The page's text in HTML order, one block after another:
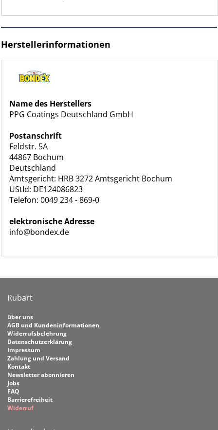
Herstellerinformationen
Name des Herstellers
PPG Coatings Deutschland GmbH
Postanschrift
Feldstr. 5A
44867 Bochum
Deutschland
Amtsgericht: HRB 3272 Amtsgericht Bochum
UStId: DE124086823
Telefon: 0049 234 - 869-0
elektronische Adresse
info@bondex.de
Rubart
über uns
AGB und Kundeninformationen
Widerrufsbelehrung
Datenschutzerklärung
Impressum
Zahlung und Versand
Kontakt
Newsletter abonnieren
Jobs
FAQ
Barrierefreiheit
Widerruf